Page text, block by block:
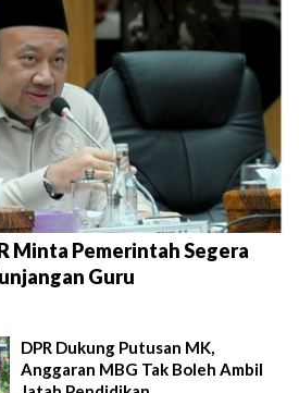
Minta Pemerintah Segera
Guru
DPR Dukung Putusan MK,
Anggaran MBG Tak Boleh Ambil